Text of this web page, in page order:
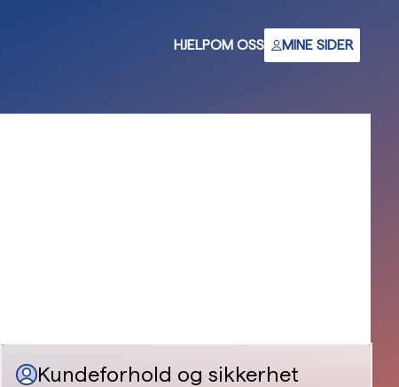
HJELPOM OSS MINE SIDER
Kundeforhold og sikkerhet